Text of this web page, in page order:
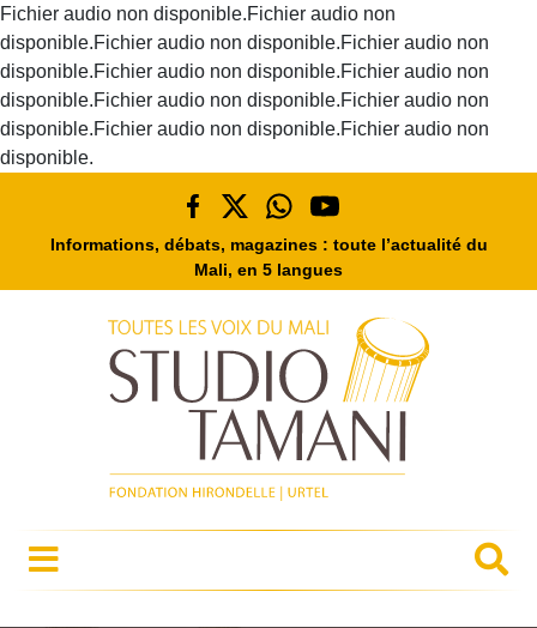
Fichier audio non disponible.Fichier audio non
disponible.Fichier audio non disponible.Fichier audio non
disponible.Fichier audio non disponible.Fichier audio non
disponible.Fichier audio non disponible.Fichier audio non
disponible.Fichier audio non disponible.Fichier audio non
disponible.
Informations, débats, magazines : toute l’actualité du
Mali, en 5 langues